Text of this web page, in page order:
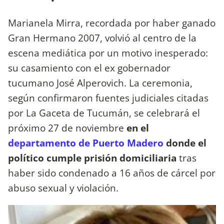
Marianela Mirra, recordada por haber ganado
Gran Hermano 2007, volvió al centro de la
escena mediática por un motivo inesperado:
su casamiento con el ex gobernador
tucumano José Alperovich. La ceremonia,
según confirmaron fuentes judiciales citadas
por La Gaceta de Tucumán, se celebrará el
próximo 27 de noviembre en el
departamento de Puerto Madero donde el
político cumple prisión domiciliaria tras
haber sido condenado a 16 años de cárcel por
abuso sexual y violación.